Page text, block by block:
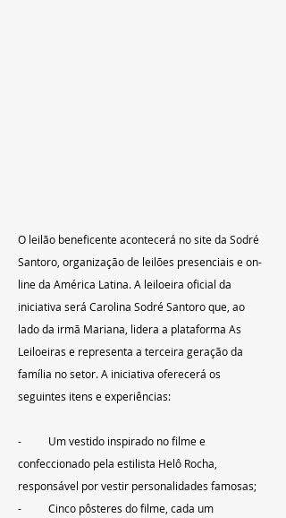
O leilão beneficente acontecerá no site da Sodré
Santoro, organização de leilões presenciais e on-
line da América Latina. A leiloeira oficial da
iniciativa será Carolina Sodré Santoro que, ao
lado da irmã Mariana, lidera a plataforma As
Leiloeiras e representa a terceira geração da
família no setor. A iniciativa oferecerá os
seguintes itens e experiências:
-          Um vestido inspirado no filme e
confeccionado pela estilista Helô Rocha,
responsável por vestir personalidades famosas;
-          Cinco pôsteres do filme, cada um